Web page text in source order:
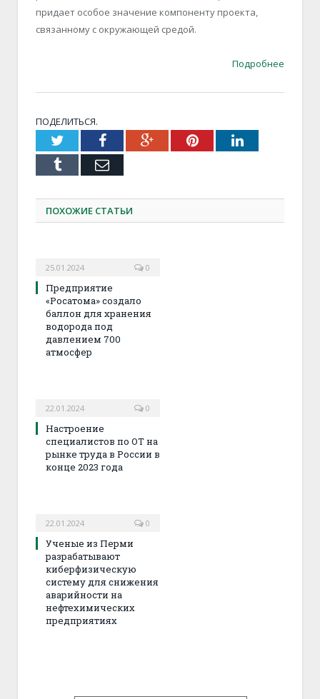
придает особое значение компоненту проекта,
связанному с окружающей средой.
Подробнее
ПОДЕЛИТЬСЯ.
TwitterFacebookGoogle+PinterestLinkedIn
Tumblr Email
ПОХОЖИЕ СТАТЬИ
25.01.2024 0
Предприятие
«Росатома» создало
баллон для хранения
водорода под
давлением 700
атмосфер
22.01.2024 0
Настроение
специалистов по ОТ на
рынке труда в России в
конце 2023 года
22.01.2024 0
Ученые из Перми
разрабатывают
киберфизическую
систему для снижения
аварийности на
нефтехимических
предприятиях